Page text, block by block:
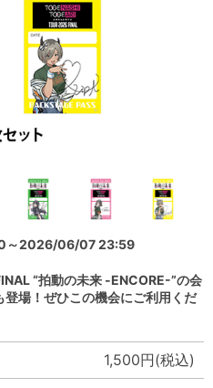
～2026/06/07 23:59
“拍動の未来 -ENCORE-”の会
場！ぜひこの機会にご利用くだ
1,500円(税込)